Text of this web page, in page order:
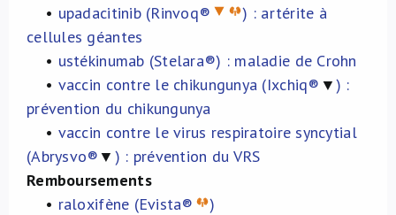
• upadacitinib (Rinvoq®
) : artérite à
cellules géantes
• ustékinumab (Stelara®) : maladie de Crohn
• vaccin contre le chikungunya (Ixchiq® ▼) :
prévention du chikungunya
• vaccin contre le virus respiratoire syncytial
(Abrysvo®▼ ) : prévention du VRS
Remboursements
• raloxifène (Evista®
)